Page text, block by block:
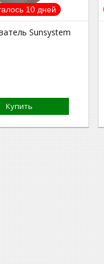
10 дней
Sunsystem
Купить